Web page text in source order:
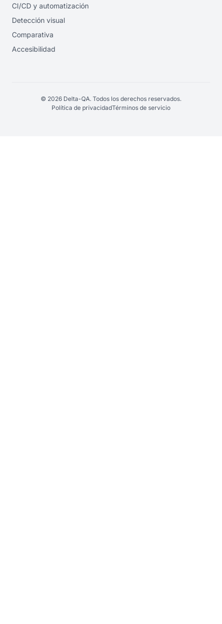
CI/CD y automatización
Detección visual
Comparativa
Accesibilidad
© 2026 Delta-QA. Todos los derechos reservados.
Política de privacidadTérminos de servicio